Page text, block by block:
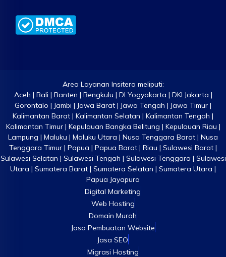
Area Layanan Insitera meliputi:
Aceh | Bali | Banten | Bengkulu | DI Yogyakarta | DKI Jakarta |
Gorontalo | Jambi | Jawa Barat | Jawa Tengah | Jawa Timur |
Kalimantan Barat | Kalimantan Selatan | Kalimantan Tengah |
Kalimantan Timur | Kepulauan Bangka Belitung | Kepulauan Riau |
Lampung | Maluku | Maluku Utara | Nusa Tenggara Barat | Nusa
Tenggara Timur | Papua | Papua Barat | Riau | Sulawesi Barat |
Sulawesi Selatan | Sulawesi Tengah | Sulawesi Tenggara | Sulawesi
Utara | Sumatera Barat | Sumatera Selatan | Sumatera Utara |
Papua Jayapura
Digital Marketing
Web Hosting
Domain Murah
Jasa Pembuatan Website
Jasa SEO
Migrasi Hosting